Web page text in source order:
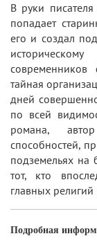
В руки писателя
попадает
его и создал
тайная
дней
по всей
романа,
способностей,
подземельях на
тот, кто
главных
Подробная